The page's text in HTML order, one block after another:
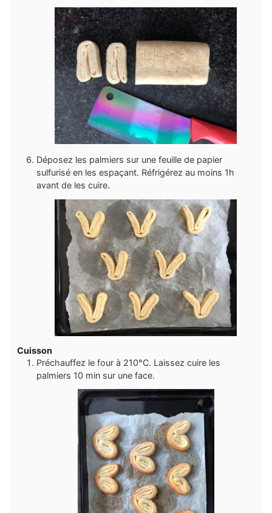
Déposez les palmiers sur une feuille de papier
sulfurisé en les espaçant. Réfrigérez au moins 1h
avant de les cuire.
Cuisson
Préchauffez le four à 210°C. Laissez cuire les
palmiers 10 min sur une face.